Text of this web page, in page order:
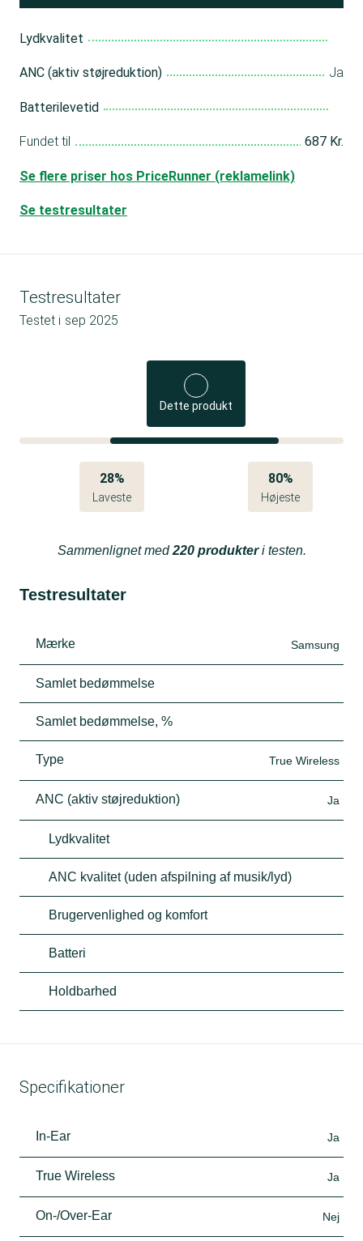
Lydkvalitet
ANC (aktiv støjreduktion) Ja
Batterilevetid
Fundet til 687 Kr.
Se flere priser hos PriceRunner (reklamelink)
Se testresultater
Testresultater
Testet i sep 2025
Dette produkt
28%
Laveste
80%
Højeste
Sammenlignet med220 produkteri testen.
Testresultater
Mærke Samsung
Samlet bedømmelse
Samlet bedømmelse, %
Type True Wireless
ANC (aktiv støjreduktion) Ja
Lydkvalitet
ANC kvalitet (uden afspilning af musik/lyd)
Brugervenlighed og komfort
Batteri
Holdbarhed
Specifikationer
In-Ear Ja
True Wireless Ja
On-/Over-Ear Nej